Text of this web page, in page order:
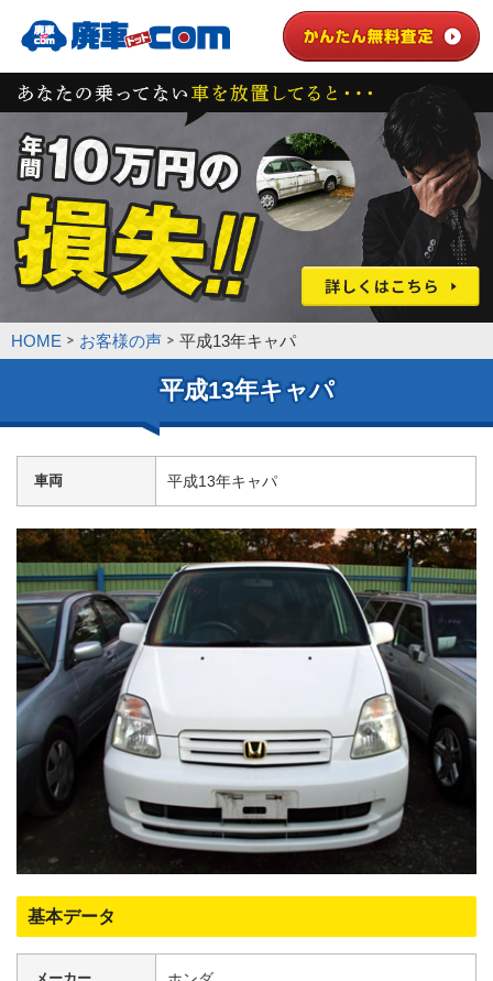
HOME お客様の声 平成13年キャパ
平成13年キャパ
車両 平成13年キャパ
基本データ